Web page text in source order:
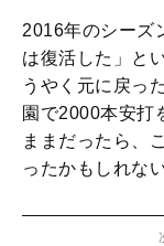
2016年のシーズ
は復活した」と
うやく元に戻っ
園で2000本安打
ままだったら、
ったかもしれない